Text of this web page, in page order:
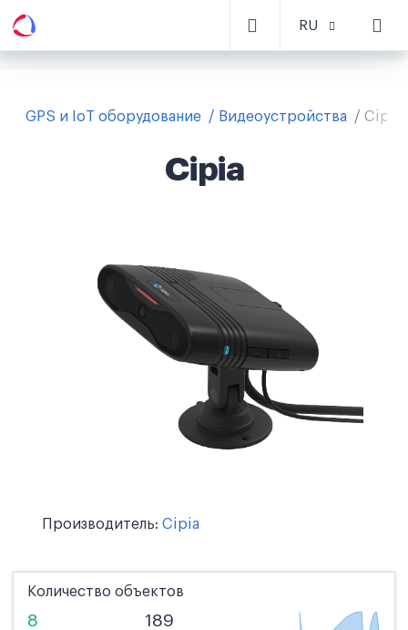
RU
GPS и IoT оборудование Видеоустройства Cipia
Cipia
Производитель: Cipia
Количество объектов
8 189